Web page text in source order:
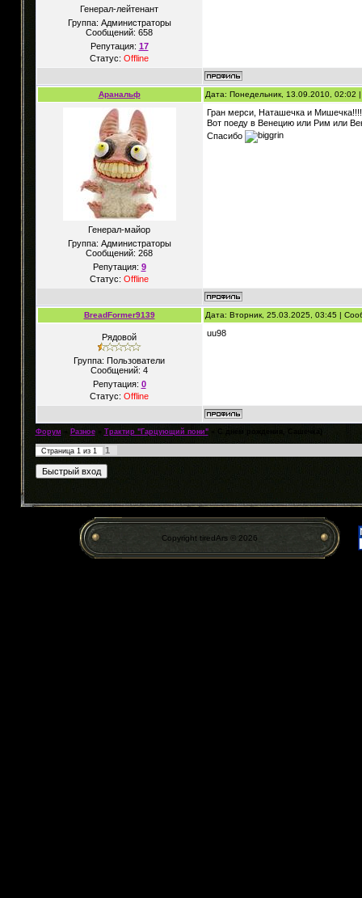
Генерал-лейтенант
Группа: Администраторы
Сообщений: 658
Репутация: 17
Статус: Offline
Аранальф Дата: Понедельник, 13.09.2010,
Генерал-майор
Группа: Администраторы
Сообщений: 268
Репутация: 9
Статус: Offline
Гран мерси, Наташечка и
Вот поеду в Венецию или Рим или
Спасибо
BreadFormer9139 Дата: Вторник, 25.03.2025, 03:45 |
Рядовой
Группа: Пользователи
Сообщений: 4
Репутация: 0
Статус: Offline
uu98
Форум Разное Трактир "Гарцующий пони" С днем рождения, Сашечка)
Страница 1из 1 1
Copyright tiredArs © 2026